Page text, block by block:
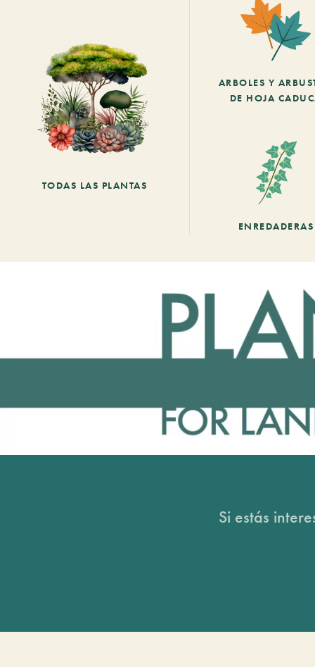
TODAS LAS PLANTAS
ARBOLES Y
DE HOJA
ENREDADERAS
Si estás